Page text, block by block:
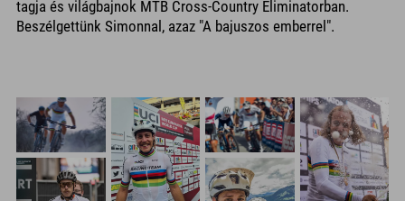
tagja és világbajnok MTB Cross-Country Eliminatorban.
Beszélgettünk Simonnal, azaz "A bajuszos emberrel".